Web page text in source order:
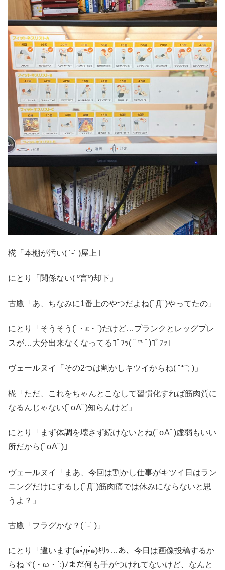
椛「本棚が汚い( ˙-˙ )屋上｣
にとり「関係ない( º言º)却下」
古鷹「あ、ちなみに1番上のやつだよね(ﾟДﾟ)やってたの」
にとり「そうそう(´・ε・`)だけど…プランクとレッグプレ
スが…大分出来なくなってるｺﾞﾌｯ( ﾟཫ ﾟ)ｺﾞﾌｯ」
ヴェールヌイ「その2つは割かしキツイからね( ˆ꒳ˆ; )」
椛「ただ、これをちゃんとこなして習慣化すれば筋肉質に
なるんじゃない(‪ﾟσAﾟ)‬知らんけど」
にとり「まず体調を壊さず続けないとね(‪ﾟσAﾟ)‬虚弱もいい
所だから(‪ﾟσAﾟ)‬」
ヴェールヌイ「まあ、今回は割かし仕事がキツイ日はラン
ニングだけにするし(ﾟДﾟ)筋肉痛では休みにならないと思
うよ？」
古鷹「フラグかな？( ˙-˙ )」
にとり「違います(๑•̀д•́๑)ｷﾘｯ…あ、今日は画像投稿するか
らねヾ(・ω・`;)ﾉまだ何も手がつけれてないけど、なんと